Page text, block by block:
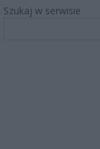
Szukaj w serwisie